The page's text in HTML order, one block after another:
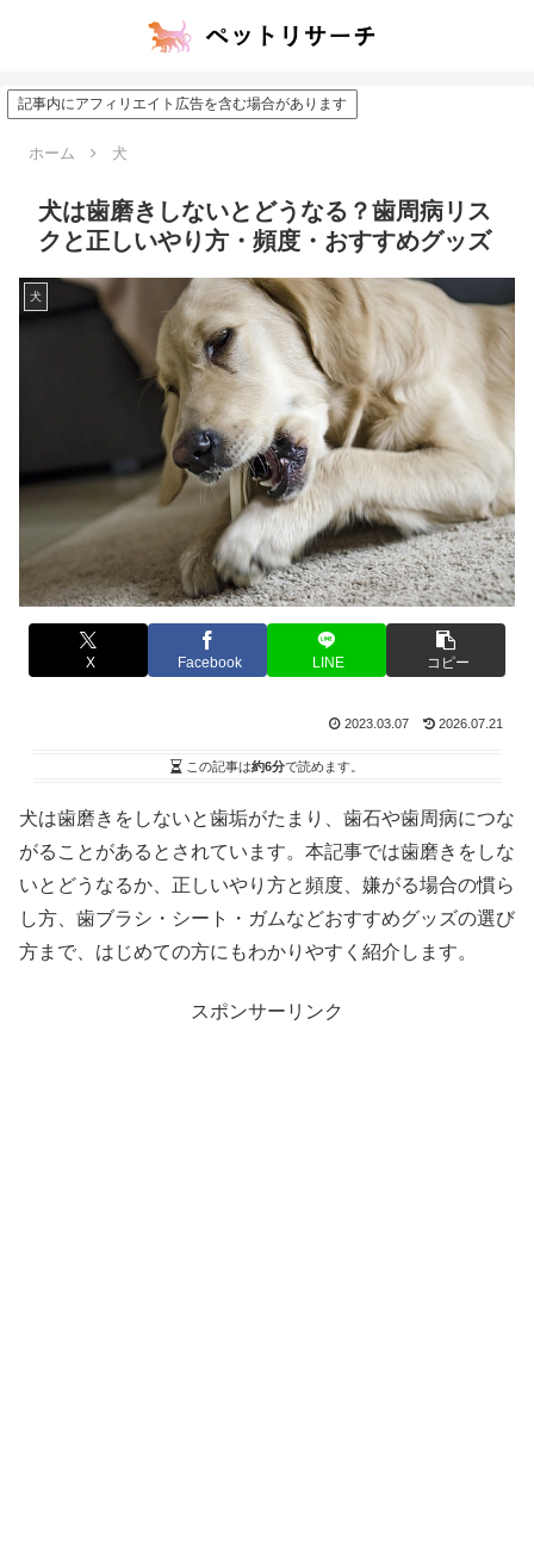
記事内にアフィリエイト広告を含む場合があります
ホーム 犬
犬は歯磨きしないとどうなる？歯周病リス
クと正しいやり方・頻度・おすすめグッズ
犬
X Facebook LINE コピー
2023.03.07 2026.07.21
この記事は約6分で読めます。
犬は歯磨きをしないと歯垢がたまり、歯石や歯周病につな
がることがあるとされています。本記事では歯磨きをしな
いとどうなるか、正しいやり方と頻度、嫌がる場合の慣ら
し方、歯ブラシ・シート・ガムなどおすすめグッズの選び
方まで、はじめての方にもわかりやすく紹介します。
スポンサーリンク